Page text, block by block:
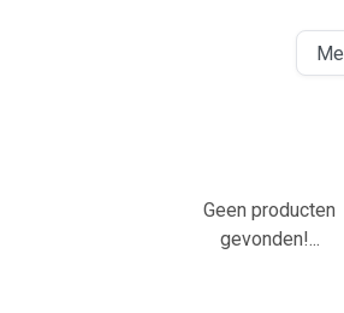
Geen producten
gevonden!...